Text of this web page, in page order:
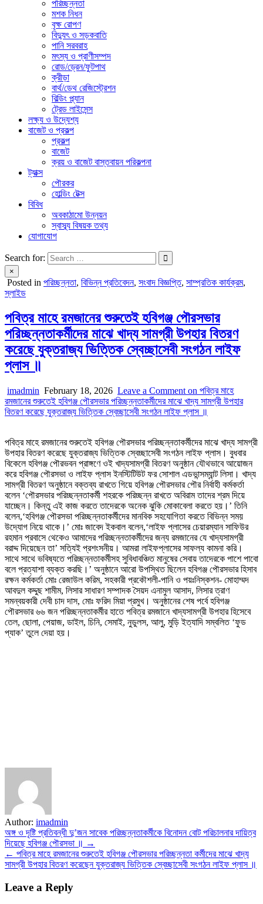
পরিচ্ছন্নতা
মশক নিধন
বৃক্ষ রোপণ
বিদ্যুৎ ও সড়কবাতি
পানি সরবরাহ
মৎস্য ও প্রাণীসম্পদ
রোড/ড্রেন/ফুটপাথ
ক্রীড়া
বার্থ/ডেথ রেজিস্ট্রেশন
বিল্ডিং প্ল্যান
ট্রেড লাইসেন্স
লক্ষ্য ও উদ্যেশ্য
বাজেট ও প্রকল্প
প্রকল্প
বাজেট
ক্রয় ও বাজেট বাস্তবায়ন পরিকল্পনা
ট্যাক্স
পৌরকর
হোল্ডিং টেক্স
বিবিধ
অবকাঠামো উন্নয়ন
স্বাস্ব্য বিষয়ক তথ্য
যোগাযোগ
Search for:
×
Posted in পরিচ্ছন্নতা, বিভিন্ন প্রতিবেদন, সংবাদ বিজ্ঞপ্তি, সাম্প্রতিক কার্যক্রম,
স্লাইড
পবিত্র মাহে রমজানের শুরুতেই হবিগঞ্জ পৌরসভার
পরিচ্ছন্নতাকর্মীদের মাঝে খাদ্য সামগ্রী উপহার বিতরণ
করেছে যুক্তরাজ্য ভিত্তিক স্বেচ্ছাসেবী সংগঠন লাইফ
প্লাস ॥
imadmin February 18, 2026 Leave a Comment on পবিত্র মাহে
রমজানের শুরুতেই হবিগঞ্জ পৌরসভার পরিচ্ছন্নতাকর্মীদের মাঝে খাদ্য সামগ্রী উপহার
বিতরণ করেছে যুক্তরাজ্য ভিত্তিক স্বেচ্ছাসেবী সংগঠন লাইফ প্লাস ॥
পবিত্র মাহে রমজানের শুরুতেই হবিগঞ্জ পৌরসভার পরিচ্ছন্নতাকর্মীদের মাঝে খাদ্য সামগ্রী
উপহার বিতরণ করেছে যুক্তরাজ্য ভিত্তিক স্বেচ্ছাসেবী সংগঠন লাইফ প্লাস। বুধবার
বিকেলে হবিগঞ্জ পৌরভবন প্রাঙ্গণে ওই খাদ্যসামগ্রী বিতরণ অনুষ্ঠান যৌথভাবে আয়োজন
করে হবিগঞ্জ পৌরসভা ও লাইফ প্লাস ইনস্টিটিউট ফর সোশাল এডভান্সম্যান্ট লিসা। খাদ্য
সামগ্রী বিতরণ অনুষ্ঠানে বক্তব্য রাখতে গিয়ে হবিগঞ্জ পৌরসভার পৌর নির্বাহী কর্মকর্তা
বলেন ‘পৌরসভার পরিচ্ছন্নতাকর্মী শহরকে পরিচ্ছন্ন রাখতে অবিরাম তাদের শ্রম দিয়ে
যাচ্ছেন। কিন্তু এই কাজ করতে তাদেরকে অনেক ঝুকি মোকাবেলা করতে হয়।’ তিনি
বলেন,‘হবিগঞ্জ পৌরসভা পরিচ্ছন্নতাকর্মীদের মানবিক সহযোগিতা করতে বিভিন্ন সময়
উদ্যোগ নিয়ে থাকে।’ মোঃ জাবেদ ইকবাল বলেন,‘লাইফ প্লাসের চেয়ারম্যান সাফিউর
রহমান প্রবাসে থেকেও আমাদের পরিচ্ছন্নতাকর্মীদের জন্য রমজানের যে খাদ্যসামগ্রী
বরাদ্দ দিয়েছেন তা’ সত্যিই প্রশংসনীয়। আমরা লাইফপ্লাসের সাফল্য কামনা করি।
সাথে সাথে ভবিষ্যতে পরিচ্ছন্নতাকর্মীসহ সুবিধাবঞ্চিত মানুষের সেবায় তাদেরকে পাশে পাবো
বলে প্রত্যাশা ব্যক্ত করছি।’ অনুষ্ঠানে আরো উপস্থিত ছিলেন হবিগঞ্জ পৌরসভার হিসাব
রক্ষন কর্মকর্তা মোঃ রেজাউল করিম, সহকারী প্রকৌশলী-পানি ও পয়ঃনিস্কশন- মোহাম্মদ
আবদুল কদ্দুছ শামীম, লিসার সাধারণ সম্পাদক সৈয়দ এনামুল আসাদ, লিসার ত্রাণ
সমন্বয়কারী দেবী চাদ দাস, মোঃ ফরিদ মিয়া প্রমুখ। অনুষ্ঠানের শেষ পর্বে হবিগঞ্জ
পৌরসভার ৬৬ জন পরিচ্ছন্নতাকর্মীর হাতে পবিত্র রমজানে খাদ্যসামগ্রী উপহার হিসেবে
তেল, ছোলা, পেয়াজ, ডাইল, চিনি, সেমাই, নুডুলস, আলু, মুড়ি ইত্যাদি সম্বলিত ‘ফুড
প্যাক’ তুলে দেয়া হয়।
Author: imadmin
Post
navigation
অঙ্গ ও দৃষ্টি প্রতিবন্ধী দু’জন সাবেক পরিচ্ছন্নতাকর্মীকে বিনোদন বোট পরিচালনার দায়িত্ব
দিয়েছে হবিগঞ্জ পৌরসভা ॥ →
← পবিত্র মাহে রমজানের শুরুতেই হবিগঞ্জ পৌরসভার পরিচ্ছন্নতা কর্মীদের মাঝে খাদ্য
সামগ্রী উপহার বিতরণ করেছেন যুক্তরাজ্য ভিত্তিক স্বেচ্ছাসেবী সংগঠন লাইফ প্লাস ॥
Leave a Reply